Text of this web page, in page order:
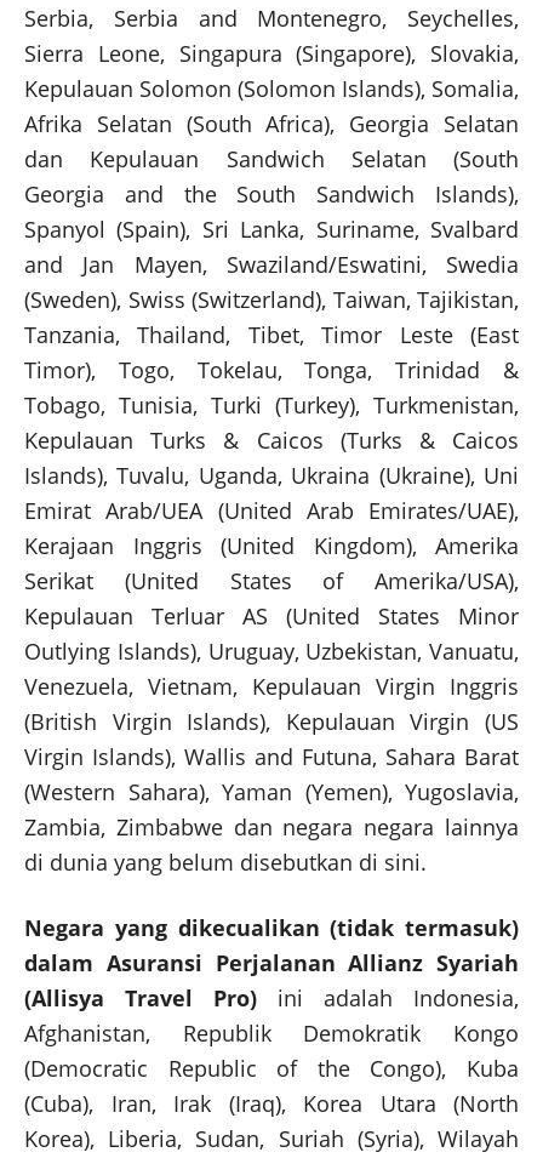
Serbia, Serbia and Montenegro, Seychelles,
Sierra Leone, Singapura (Singapore), Slovakia,
Kepulauan Solomon (Solomon Islands), Somalia,
Afrika Selatan (South Africa), Georgia Selatan
dan Kepulauan Sandwich Selatan (South
Georgia and the South Sandwich Islands),
Spanyol (Spain), Sri Lanka, Suriname, Svalbard
and Jan Mayen, Swaziland/Eswatini, Swedia
(Sweden), Swiss (Switzerland), Taiwan, Tajikistan,
Tanzania, Thailand, Tibet, Timor Leste (East
Timor), Togo, Tokelau, Tonga, Trinidad &
Tobago, Tunisia, Turki (Turkey), Turkmenistan,
Kepulauan Turks & Caicos (Turks & Caicos
Islands), Tuvalu, Uganda, Ukraina (Ukraine), Uni
Emirat Arab/UEA (United Arab Emirates/UAE),
Kerajaan Inggris (United Kingdom), Amerika
Serikat (United States of Amerika/USA),
Kepulauan Terluar AS (United States Minor
Outlying Islands), Uruguay, Uzbekistan, Vanuatu,
Venezuela, Vietnam, Kepulauan Virgin Inggris
(British Virgin Islands), Kepulauan Virgin (US
Virgin Islands), Wallis and Futuna, Sahara Barat
(Western Sahara), Yaman (Yemen), Yugoslavia,
Zambia, Zimbabwe dan negara negara lainnya
di dunia yang belum disebutkan di sini.
Negara yang dikecualikan (tidak termasuk)
dalam Asuransi Perjalanan Allianz Syariah
(Allisya Travel Pro) ini adalah Indonesia,
Afghanistan, Republik Demokratik Kongo
(Democratic Republic of the Congo), Kuba
(Cuba), Iran, Irak (Iraq), Korea Utara (North
Korea), Liberia, Sudan, Suriah (Syria), Wilayah